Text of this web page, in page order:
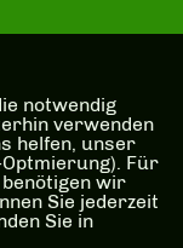
notwendig
verwenden
helfen, unser
Für
wir
Sie jederzeit
Sie in